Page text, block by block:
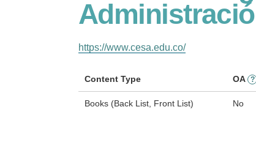
https://www.cesa.edu.co/
Content Type OA ?
Books (Back List, Front List) No